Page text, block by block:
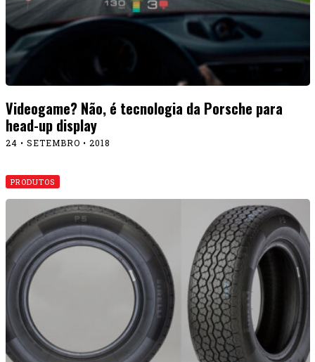
Videogame? Não, é tecnologia da Porsche para
head-up display
24 • SETEMBRO • 2018
PRODUTOS